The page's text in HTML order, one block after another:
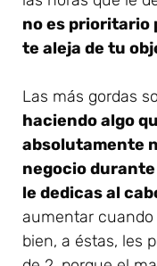
no es prioritario
te aleja de tu
Las más gordas
haciendo algo
absolutamente
negocio
le dedicas al
aumentar
bien, a éstas, les